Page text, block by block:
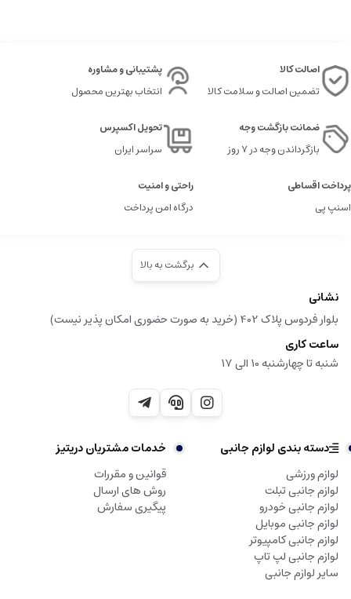
اصالت کالا
تضمین اصالت و سلامت کالا
پشتیبانی و مشاوره
انتخاب بهترین محصول
ضمانت بازگشت وجه
بازگرداندن وجه در ۷ روز
تحویل اکسپرس
سراسر ایران
پرداخت اقساطی
اسنپ پی
راحتی و امنیت
درگاه امن پرداخت
برگشت به بالا
نشانی
بلوار فردوس پلاک 402 (خرید به صورت حضوری امکان پذیر نیست)
ساعت کاری
شنبه تا چهارشنبه 10 الی 17
دسته بندی لوازم جانبی
لوازم ورزشی
لوازم جانبی تبلت
لوازم جانبی خودرو
لوازم جانبی موبایل
لوازم جانبی کامپیوتر
لوازم جانبی لپ تاپ
سایر لوازم جانبی
خدمات مشتریان دریتیز
قوانین و مقررات
روش های ارسال
پیگیری سفارش